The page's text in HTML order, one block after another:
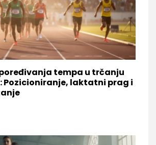
tempa u trčanju
Pozicioniranje, laktatni prag i